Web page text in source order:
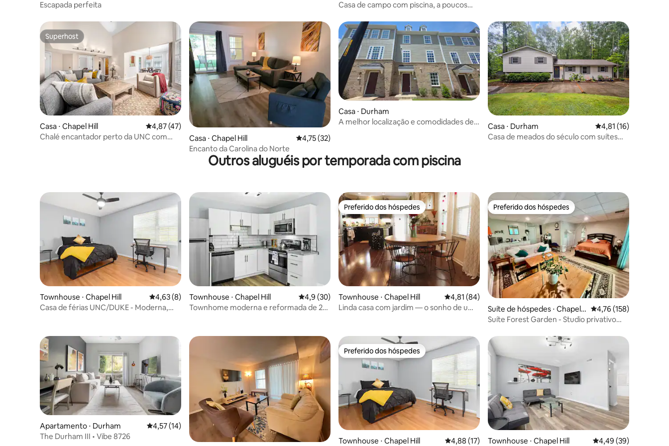
Escapada perfeita
Casa de campo com piscina, a poucos
Superhost
Superhost
Casa ⋅ Chapel Hill 4,87 de uma avaliação média de 5, 47 avaliações
4,87 (47)
Chalé encantador perto da UNC com
Casa ⋅ Chapel Hill 4,75 de uma avaliação média de 5, 32 avaliações
4,75 (32)
Encanto da Carolina do Norte
Casa ⋅ Durham
A melhor localização e comodidades de
Casa ⋅ Durham 4,81 de uma
4,81 (16)
Casa de meados do século com suítes
Outros aluguéis por temporada com piscina
Townhouse ⋅ Chapel Hill 4,63 de uma avaliação média de 5, 8 avaliações
4,63 (8)
Casa de férias UNC/DUKE - Moderna,
Townhouse ⋅ Chapel Hill 4,9 de uma avaliação média de 5, 30 avaliações
4,9 (30)
Townhome moderna e reformada de 2
Preferido dos hóspedes
Preferido dos hóspedes
Townhouse ⋅ Chapel Hill 4,81 de uma avaliação média de 5, 84 avaliações
4,81 (84)
Linda casa com jardim — o sonho de um
Preferido dos hóspedes
Preferido dos hóspedes
Suíte de hóspedes ⋅ Chapel
Hill
4,76 de uma avaliação
4,76 (158)
Suíte Forest Garden - Studio privativo
Apartamento ⋅ Durham 4,57 de uma avaliação média de 5, 14 avaliações
4,57 (14)
The Durham III • Vibe 8726
Preferido dos hóspedes
Preferido dos hóspedes
Townhouse ⋅ Chapel Hill 4,88 de uma avaliação média de 5, 17 avaliações
4,88 (17) Townhouse ⋅ Chapel Hill 4,49 de uma
4,49 (39)